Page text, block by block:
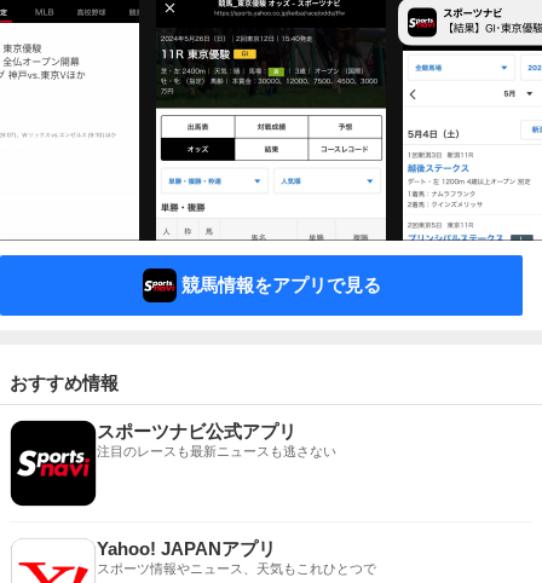
競馬情報をアプリで見る
おすすめ情報
スポーツナビ公式アプリ
注目のレースも最新ニュースも逃さない
Yahoo! JAPANアプリ
スポーツ情報やニュース、天気もこれひとつで